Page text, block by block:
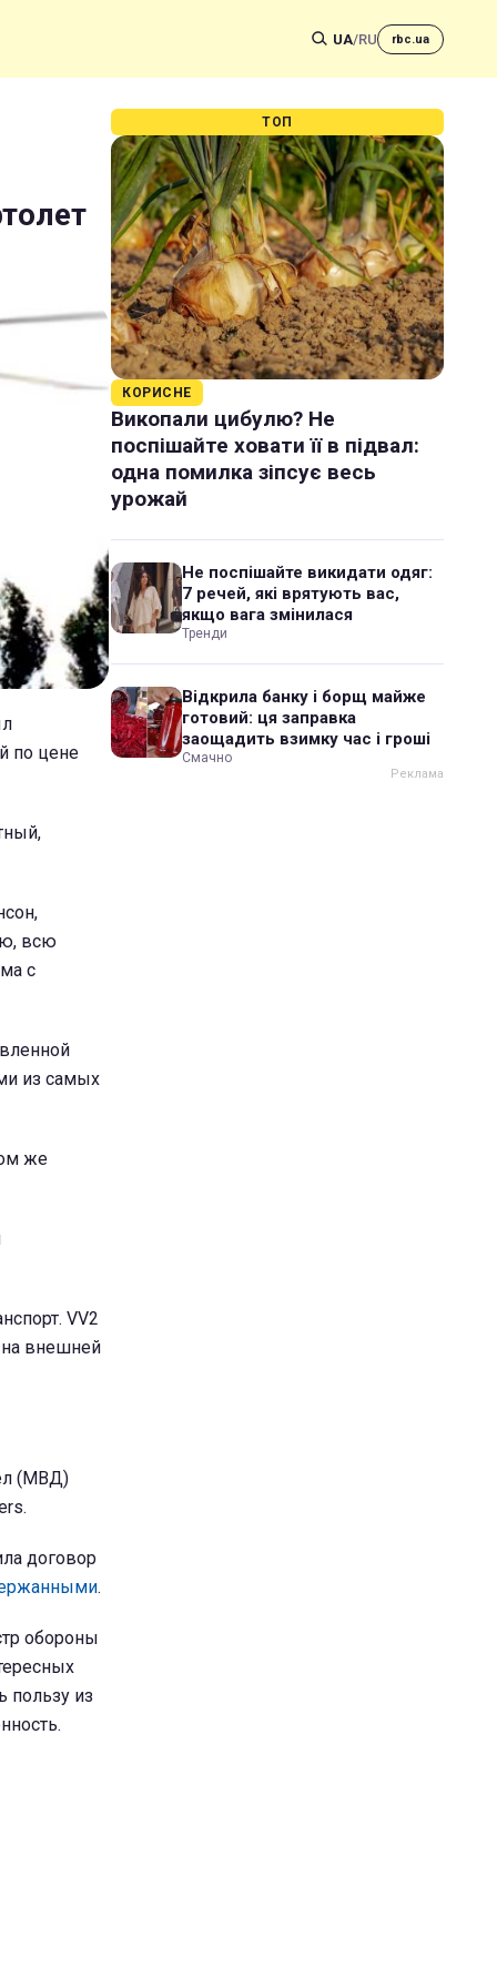
UA/RU rbc.ua
по цене
всю
с
из самых
же
VV2
на внешней
(МВД)
договор
.
обороны
пользу из
ТОП
КОРИСНЕ
Викопали цибулю? Не
поспішайте ховати її в підвал:
одна помилка зіпсує весь
урожай
Не поспішайте викидати одяг:
7 речей, які врятують вас,
якщо вага змінилася
Тренди
Відкрила банку і борщ майже
готовий: ця заправка
заощадить взимку час і гроші
Смачно